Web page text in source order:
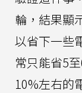
輪，結果顯
以省下一些
常只能省5
10%左右的